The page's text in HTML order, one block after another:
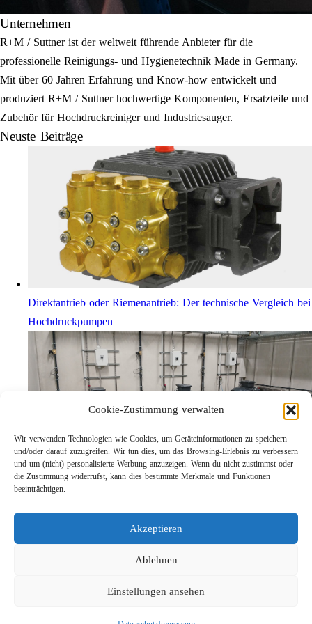
Cookie-Zustimmung verwalten
Wir verwenden Technologien wie Cookies, um Geräteinformationen zu speichern
und/oder darauf zuzugreifen. Wir tun dies, um das Browsing-Erlebnis zu verbessern
und um (nicht) personalisierte Werbung anzuzeigen. Wenn du nicht zustimmst oder
die Zustimmung widerrufst, kann dies bestimmte Merkmale und Funktionen
beeinträchtigen.
Akzeptieren
Ablehnen
Einstellungen ansehen
Unternehmen
R+M / Suttner ist der weltweit führende Anbieter für die
professionelle Reinigungs- und Hygienetechnik Made in Germany.
Mit über 60 Jahren Erfahrung und Know-how entwickelt und
produziert R+M / Suttner hochwertige Komponenten, Ersatzteile und
Zubehör für Hochdruckreiniger und Industriesauger.
Neuste Beiträge
Direktantrieb oder Riemenantrieb: Der technische Vergleich bei
Hochdruckpumpen
Prüfräume bei Suttner: Qualität „Made in Germany“ unter